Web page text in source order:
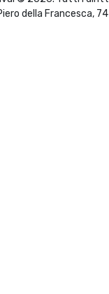
della Francesca, 74